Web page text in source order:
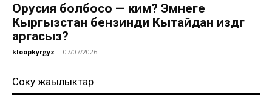
Орусия болбосо — ким? Эмнеге
Кыргызстан бензинди Кытайдан издөөгө
аргасыз?
kloopkyrgyz - 07/07/2026
Соңку жаңылыктар